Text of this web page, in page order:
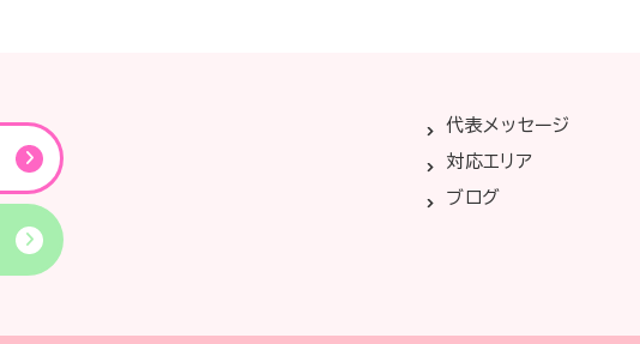
代表メッセージ
対応エリア
ブログ